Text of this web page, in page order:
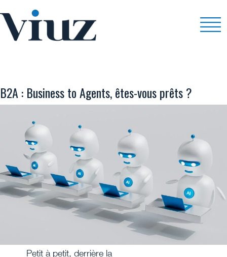
B2A : Business to Agents, êtes-vous prêts ?
Petit à petit, derrière la